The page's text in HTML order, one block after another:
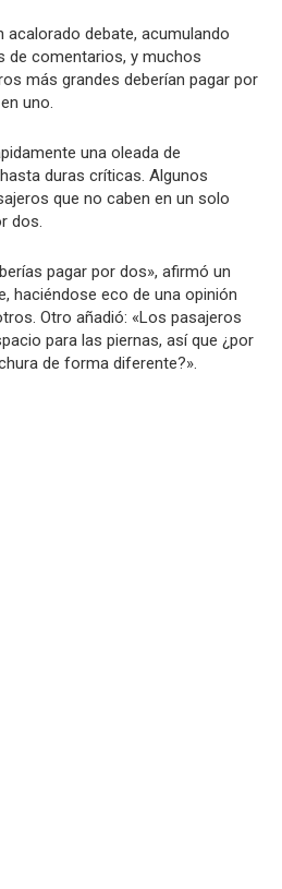
debate, acumulando
de comentarios, y muchos
más grandes deberían pagar por
uno.
una oleada de
duras críticas. Algunos
que no caben en un solo
dos.
pagar por dos», afirmó un
haciéndose eco de una opinión
Otro añadió: «Los pasajeros
para las piernas, así que ¿por
de forma diferente?».